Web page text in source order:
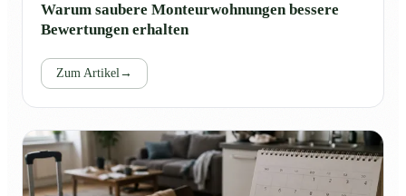
Warum saubere Monteurwohnungen bessere
Bewertungen erhalten
Zum Artikel→